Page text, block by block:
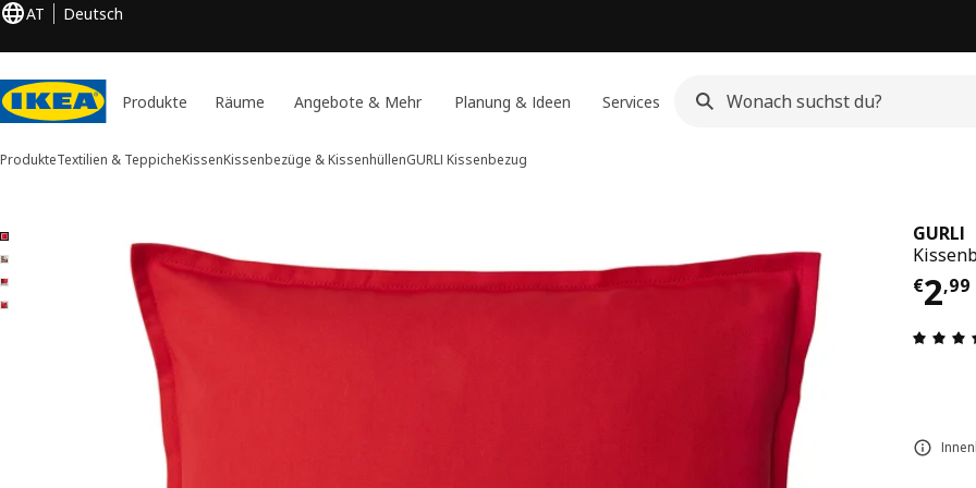
AT Deutsch
Produkte Räume Angebote & Mehr Planung & Ideen Services
ProdukteTextilien & TeppicheKissenKissenbezüge & KissenhüllenGURLI Kissenbezug
4 GURLI -Bilder
GURLI
€2,99